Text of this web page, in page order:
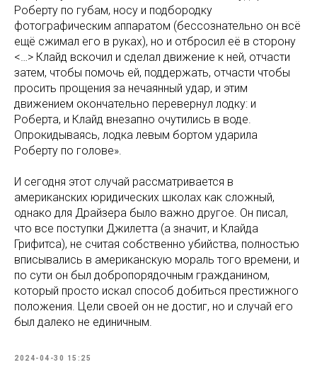
Роберту по губам, носу и подбородку
фотографическим аппаратом (бессознательно он всё
ещё сжимал его в руках), но и отбросил её в сторону
<…> Клайд вскочил и сделал движение к ней, отчасти
затем, чтобы помочь ей, поддержать, отчасти чтобы
просить прощения за нечаянный удар, и этим
движением окончательно перевернул лодку: и
Роберта, и Клайд внезапно очутились в воде.
Опрокидываясь, лодка левым бортом ударила
Роберту по голове».
И сегодня этот случай рассматривается в
американских юридических школах как сложный,
однако для Драйзера было важно другое. Он писал,
что все поступки Джилетта (а значит, и Клайда
Грифитса), не считая собственно убийства, полностью
вписывались в американскую мораль того времени, и
по сути он был добропорядочным гражданином,
который просто искал способ добиться престижного
положения. Цели своей он не достиг, но и случай его
был далеко не единичным.
2024-04-30 15:25